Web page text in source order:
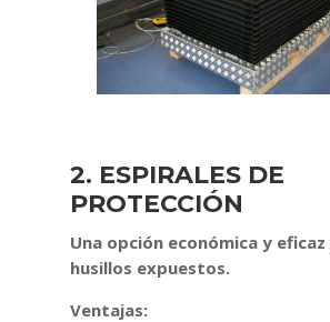
2. ESPIRALES DE
PROTECCIÓN
Una opción económica y
husillos expuestos.
Ventajas: